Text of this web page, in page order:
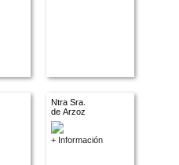
Ntra Sra.
de Arzoz
+ Información